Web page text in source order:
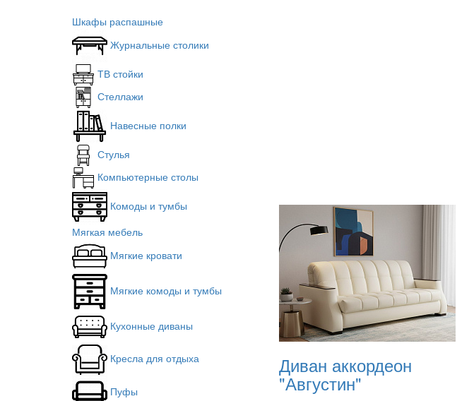
Шкафы распашные
Журнальные столики
ТВ стойки
Стеллажи
Навесные полки
Стулья
Компьютерные столы
Комоды и тумбы
Мягкая мебель
Мягкие кровати
Мягкие комоды и тумбы
Кухонные диваны
Кресла для отдыха
Пуфы
Диван аккордеон
"Августин"